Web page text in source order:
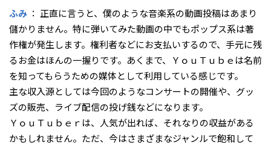
ふみ ： 正直に言うと、僕のような音楽系の動画投稿はあまり
儲かりません。特に弾いてみた動画の中でもポップス系は著
作権が発生します。権利者などにお支払いするので、手元に残
るお金はほんの一握りです。あくまで、ＹｏｕＴｕｂｅは名前
を知ってもらうための媒体として利用している感じです。
主な収入源としては今回のようなコンサートの開催や、グッ
ズの販売、ライブ配信の投げ銭などになります。
ＹｏｕＴｕｂｅｒは、人気が出れば、それなりの収益がある
かもしれません。ただ、今はさまざまなジャンルで飽和して